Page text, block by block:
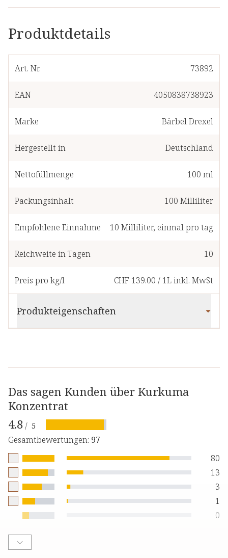
Produktdetails
Art. Nr. 73892
EAN 4050838738923
Marke Bärbel Drexel
Hergestellt in Deutschland
Nettofüllmenge 100 ml
Packungsinhalt 100 Milliliter
Empfohlene Einnahme 10 Milliliter, einmal pro tag
Reichweite in Tagen 10
Preis pro kg/l CHF 139.00 / 1Linkl. MwSt
Produkteigenschaften
Das sagen Kunden über Kurkuma
Konzentrat
4.8 / 5
Gesamtbewertungen: 97
80
13
3
1
0